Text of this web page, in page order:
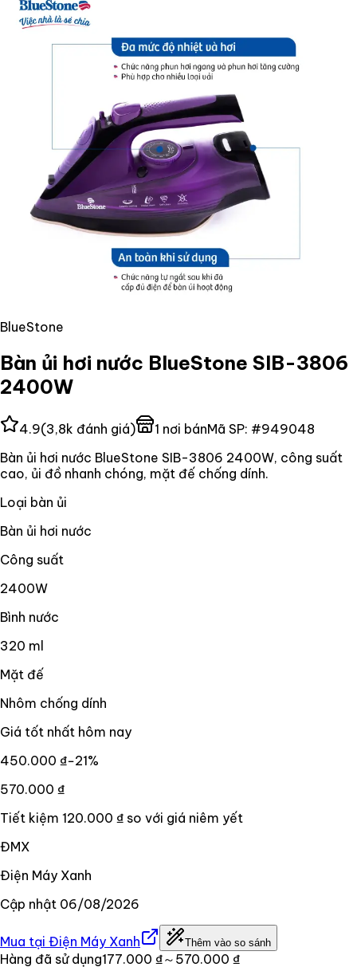
BlueStone
Bàn ủi hơi nước BlueStone SIB-3806
2400W
4.9(3,8k đánh giá) 1 nơi bánMã SP: #949048
Bàn ủi hơi nước BlueStone SIB-3806 2400W, công suất
cao, ủi đồ nhanh chóng, mặt đế chống dính.
Loại bàn ủi
Bàn ủi hơi nước
Công suất
2400W
Bình nước
320 ml
Mặt đế
Nhôm chống dính
Giá tốt nhất hôm nay
450.000 ₫−21%
570.000 ₫
Tiết kiệm 120.000 ₫ so với giá niêm yết
ĐMX
Điện Máy Xanh
Cập nhật 06/08/2026
Mua tại Điện Máy Xanh Thêm vào so sánh
Hàng đã sử dụng177.000 ₫～570.000 ₫